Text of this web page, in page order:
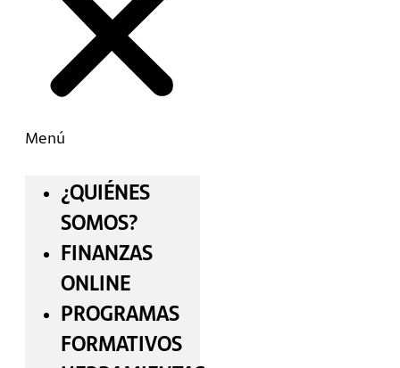
Menú
¿QUIÉNES
SOMOS?
FINANZAS
ONLINE
PROGRAMAS
FORMATIVOS